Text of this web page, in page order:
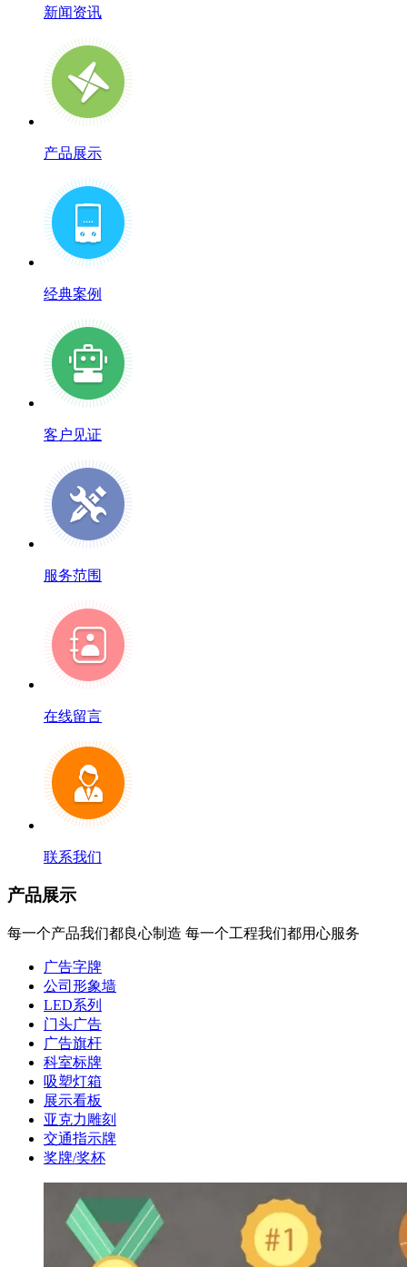
新闻资讯
产品展示
经典案例
客户见证
服务范围
在线留言
联系我们
产品展示
每一个产品我们都良心制造 每一个工程我们都用心服务
广告字牌
公司形象墙
LED系列
门头广告
广告旗杆
科室标牌
吸塑灯箱
展示看板
亚克力雕刻
交通指示牌
奖牌/奖杯